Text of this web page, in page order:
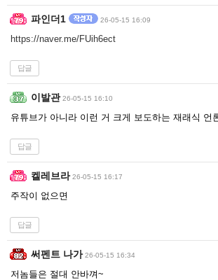
파인더1 26-05-15 16:09
https://naver.me/FUih6ect
답글
이발관 26-05-15 16:10
유튜브가 아니라 이런 거 크게 보도하는 재래식 언
답글
켈레브라 26-05-15 16:17
주작이 없으면
답글
써펜트 나가 26-05-15 16:34
저놈들은 절대 안바껴~